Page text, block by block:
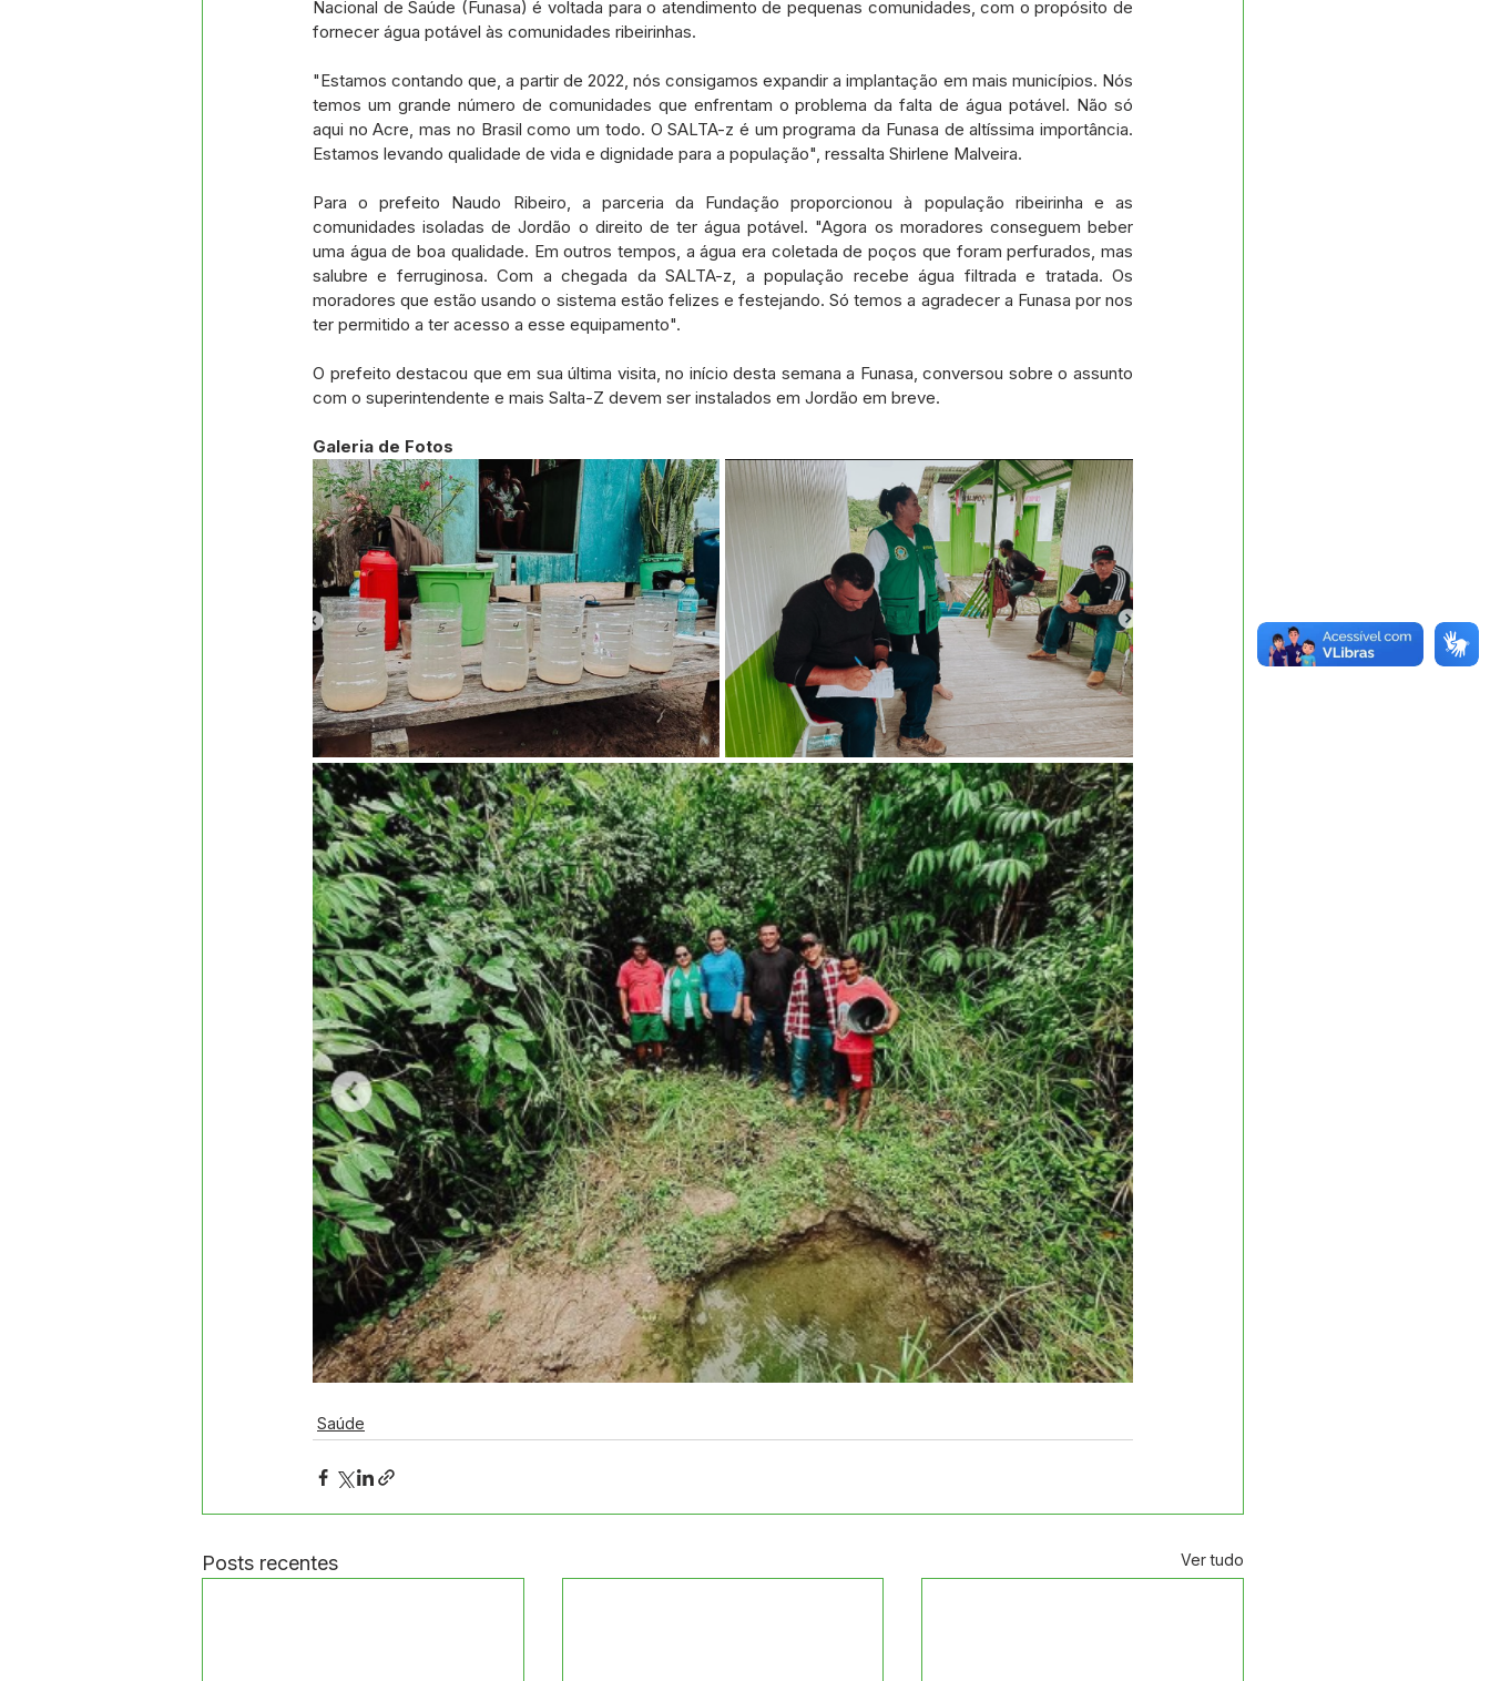
Nacional de Saúde (Funasa) é voltada para o atendimento de pequenas comunidades, com o propósito de
fornecer água potável às comunidades ribeirinhas.
"Estamos contando que, a partir de 2022, nós consigamos expandir a implantação em mais municípios. Nós
temos um grande número de comunidades que enfrentam o problema da falta de água potável. Não só
aqui no Acre, mas no Brasil como um todo. O SALTA-z é um programa da Funasa de altíssima importância.
Estamos levando qualidade de vida e dignidade para a população", ressalta Shirlene Malveira.
Para o prefeito Naudo Ribeiro, a parceria da Fundação proporcionou à população ribeirinha e as
comunidades isoladas de Jordão o direito de ter água potável. "Agora os moradores conseguem beber
uma água de boa qualidade. Em outros tempos, a água era coletada de poços que foram perfurados, mas
salubre e ferruginosa. Com a chegada da SALTA-z, a população recebe água filtrada e tratada. Os
moradores que estão usando o sistema estão felizes e festejando. Só temos a agradecer a Funasa por nos
ter permitido a ter acesso a esse equipamento".
O prefeito destacou que em sua última visita, no início desta semana a Funasa, conversou sobre o assunto
com o superintendente e mais Salta-Z devem ser instalados em Jordão em breve.
Galeria de Fotos
Saúde
Posts recentes Ver tudo